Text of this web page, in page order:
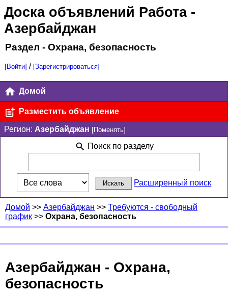
Доска объявлений Работа-
Азербайджан
Раздел - Охрана, безопасность
[Войти] / [Зарегистрироваться]
Домой
Разместить объявление
Регион: Азербайджан [Поменять]
Поиск по разделу
Расширенный поиск
Домой >> Азербайджан >> Требуются - свободный
график >> Охрана, безопасность
Азербайджан - Охрана,
безопасность